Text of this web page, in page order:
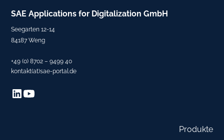
SAEApplications for Digitalization GmbH
Seegarten 12-14
84187 Weng
+49 (0) 8702 – 9499 40
kontakt(at)sae-portal.de
Produkte